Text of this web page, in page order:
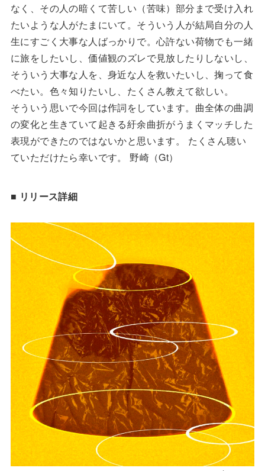
なく、その人の暗くて苦しい（苦味）部分まで受け入れ
たいような人がたまにいて。そういう人が結局自分の人
生にすごく大事な人ばっかりで。心許ない荷物でも一緒
に旅をしたいし、価値観のズレで見放したりしないし、
そういう大事な人を、身近な人を救いたいし、掬って食
べたい。色々知りたいし、たくさん教えて欲しい。
そういう思いで今回は作詞をしています。曲全体の曲調
の変化と生きていて起きる紆余曲折がうまくマッチした
表現ができたのではないかと思います。 たくさん聴い
ていただけたら幸いです。 野崎（Gt）
■ リリース詳細